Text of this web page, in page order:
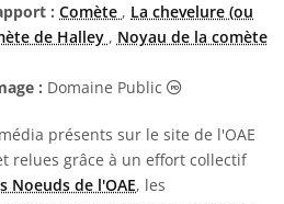
: Comète , La chevelure (ou
de Halley , Noyau de la comète
: Domaine Public Domaine
présents sur le site de l'OAE
relues grâce à un effort collectif
Noeuds de l'OAE, les